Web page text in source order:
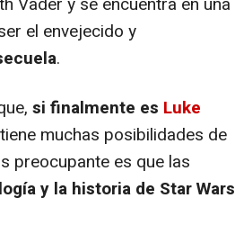
el envejecido y
.
si finalmente es Luke
muchas posibilidades de
preocupante es que las
y la historia de Star Wars